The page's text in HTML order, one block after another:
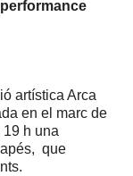
artística Arca
en el marc de
19 h una
que